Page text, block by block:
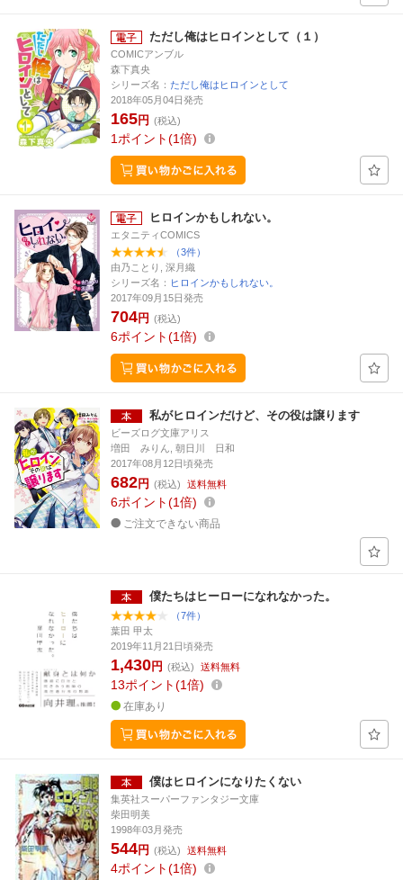
ただし俺はヒロインとして（１）
COMICアンブル
森下真央
シリーズ名： ただし俺はヒロインとして
2018年05月04日発売
165円 (税込)
1 ポイント 1倍
ヒロインかもしれない。
エタニティCOMICS
（3件）
由乃ことり, 深月織
シリーズ名： ヒロインかもしれない。
2017年09月15日発売
704円 (税込)
6ポイント 1倍
私がヒロインだけど、その役は譲ります
ビーズログ文庫アリス
増田 みりん, 朝日川 日和
2017年08月12日頃発売
682円 (税込) 送料無料
6ポイント 1倍
ご注文できない商品
僕たちはヒーローになれなかった。
（7件）
葉田 甲太
2019年11月21日頃発売
1,430円 (税込) 送料無料
13ポイント 1倍
在庫あり
僕はヒロインになりたくない
集英社スーパーファンタジー文庫
柴田明美
1998年03月発売
544円 (税込) 送料無料
4ポイント 1倍